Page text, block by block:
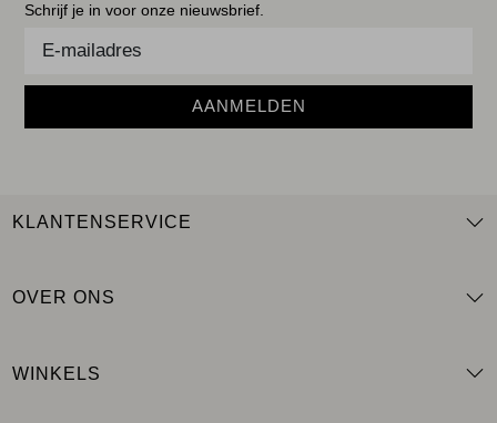
Schrijf je in voor onze nieuwsbrief.
AANMELDEN
KLANTENSERVICE
OVER ONS
WINKELS